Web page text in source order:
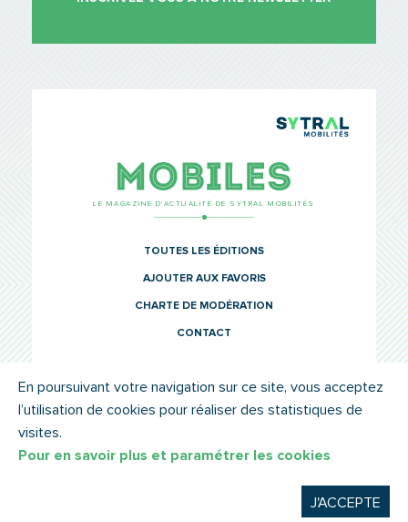
LE MAGAZINE D’ACTUALITÉ DE SYTRAL MOBILITÉS
TOUTES LES ÉDITIONS
AJOUTER AUX FAVORIS
CHARTE DE MODÉRATION
CONTACT
© SYTRAL MOBILITÉS 2022 MENTIONS LÉGALES
En poursuivant votre navigation sur ce site, vous acceptez
l’utilisation de cookies pour réaliser des statistiques de
visites.
Pour en savoir plus et paramétrer les cookies
J'ACCEPTE